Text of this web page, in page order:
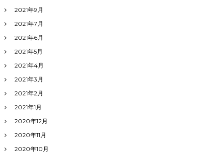
2021年9月
2021年7月
2021年6月
2021年5月
2021年4月
2021年3月
2021年2月
2021年1月
2020年12月
2020年11月
2020年10月